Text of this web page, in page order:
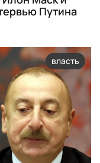
Путина
власть